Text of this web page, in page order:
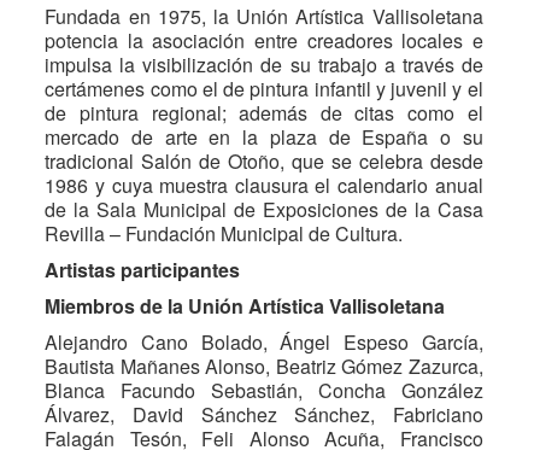
Fundada en 1975, la Unión Artística Vallisoletana
potencia la asociación entre creadores locales e
impulsa la visibilización de su trabajo a través de
certámenes como el de pintura infantil y juvenil y el
de pintura regional; además de citas como el
mercado de arte en la plaza de España o su
tradicional Salón de Otoño, que se celebra desde
1986 y cuya muestra clausura el calendario anual
de la Sala Municipal de Exposiciones de la Casa
Revilla – Fundación Municipal de Cultura.
Artistas participantes
Miembros de la Unión Artística Vallisoletana
Alejandro Cano Bolado, Ángel Espeso García,
Bautista Mañanes Alonso, Beatriz Gómez Zazurca,
Blanca Facundo Sebastián, Concha González
Álvarez, David Sánchez Sánchez, Fabriciano
Falagán Tesón, Feli Alonso Acuña, Francisco